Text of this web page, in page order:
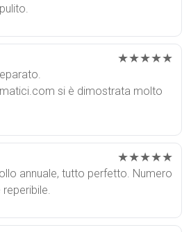
★★★★★
si è dimostrata molto
★★★★★
annuale, tutto perfetto. Numero